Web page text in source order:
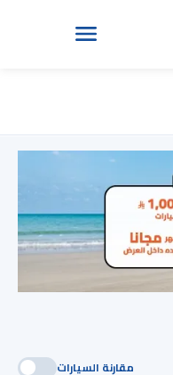
مقارنة السيارات